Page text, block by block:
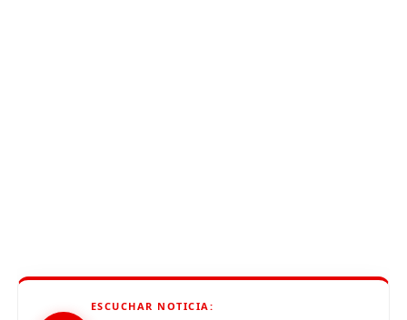
ESCUCHAR NOTICIA: